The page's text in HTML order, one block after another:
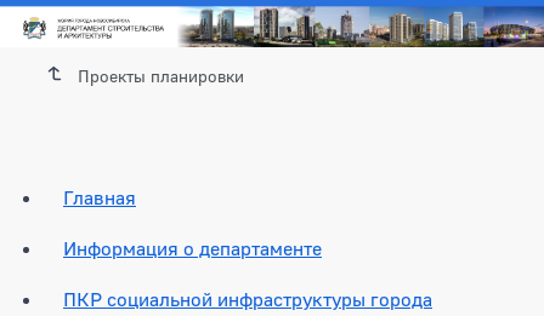
Проекты планировки
Главная
Информация о департаменте
ПКР социальной инфраструктуры города